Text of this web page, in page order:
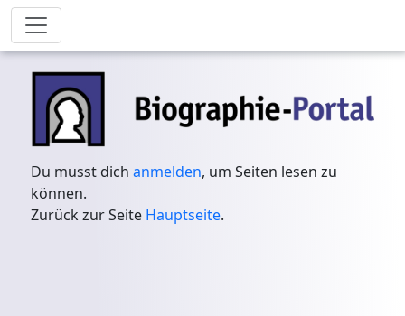
Du musst dichanmelden, um Seiten lesen zu
können.
Zurück zur Seite Hauptseite.